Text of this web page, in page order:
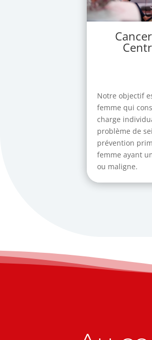
Notre objectif
femme qui
charge
problème de
prévention
femme ayant
ou maligne.